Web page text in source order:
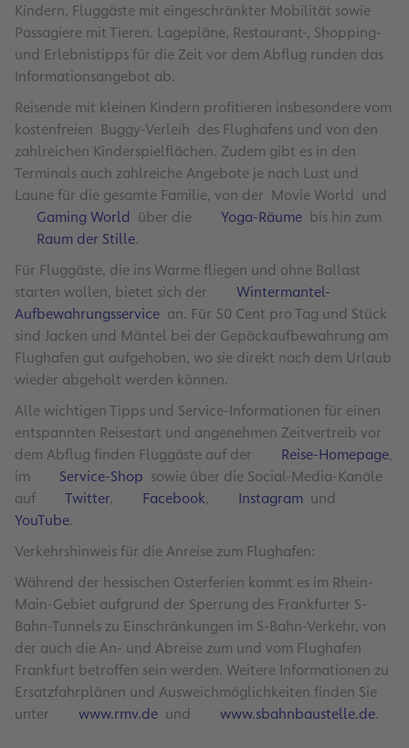
Kindern, Fluggäste mit eingeschränkter Mobilität sowie
Passagiere mit Tieren. Lagepläne, Restaurant-, Shopping-
und Erlebnistipps für die Zeit vor dem Abflug runden das
Informationsangebot ab.
Reisende mit kleinen Kindern profitieren insbesondere vom
kostenfreien Buggy-Verleih des Flughafens und von den
zahlreichen Kinderspielflächen. Zudem gibt es in den
Terminals auch zahlreiche Angebote je nach Lust und
Laune für die gesamte Familie, von der Movie World und
Gaming World über die Yoga-Räume bis hin zum
Raum der Stille.
Für Fluggäste, die ins Warme fliegen und ohne Ballast
starten wollen, bietet sich der
Wintermantel-
Aufbewahrungsservice an. Für 50 Cent pro Tag und Stück
sind Jacken und Mäntel bei der Gepäckaufbewahrung am
Flughafen gut aufgehoben, wo sie direkt nach dem Urlaub
wieder abgeholt werden können.
Alle wichtigen Tipps und Service-Informationen für einen
entspannten Reisestart und angenehmen Zeitvertreib vor
dem Abflug finden Fluggäste auf der
Reise-Homepage,
im
Service-Shop sowie über die Social-Media-Kanäle
auf
Twitter, Facebook, Instagram und
YouTube.
Verkehrshinweis für die Anreise zum Flughafen:
Während der hessischen Osterferien kommt es im Rhein-
Main-Gebiet aufgrund der Sperrung des Frankfurter S-
Bahn-Tunnels zu Einschränkungen im S-Bahn-Verkehr, von
der auch die An- und Abreise zum und vom Flughafen
Frankfurt betroffen sein werden. Weitere Informationen zu
Ersatzfahrplänen und Ausweichmöglichkeiten finden Sie
unter
www.rmv.de und www.sbahnbaustelle.de.